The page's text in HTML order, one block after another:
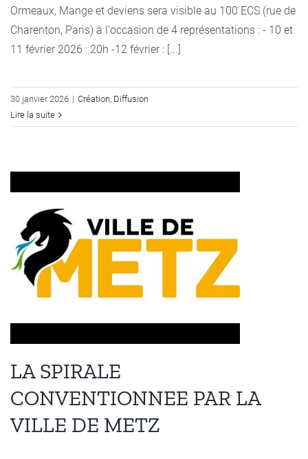
Ormeaux, Mange et deviens sera visible au 100 ECS (rue de
Charenton, Paris) à l'occasion de 4 représentations : - 10 et
11 février 2026 : 20h -12 février : [...]
30 janvier 2026 | Création, Diffusion
Lire la suite
LA SPIRALE
CONVENTIONNEE PAR LA
VILLE DE METZ